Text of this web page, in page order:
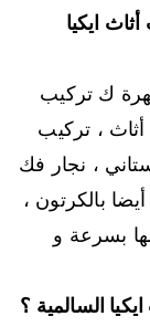
ايكيا
ك تركيب
أثاث ، تركيب
، نجار فك
بالكرتون ،
بسرعة و
السالمية ؟